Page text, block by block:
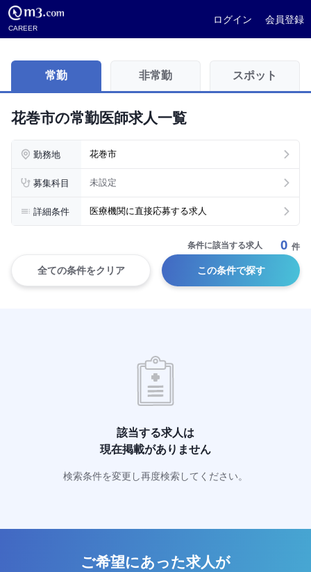
CAREER
ログイン 会員登録
常勤 非常勤 スポット
花巻市の常勤医師求人一覧
勤務地 花巻市
募集科目 未設定
詳細条件 医療機関に直接応募する求人
条件に該当する求人 0 件
全ての条件をクリア この条件で探す
該当する求人は
現在掲載がありません
検索条件を変更し再度検索してください。
ご希望にあった求人が